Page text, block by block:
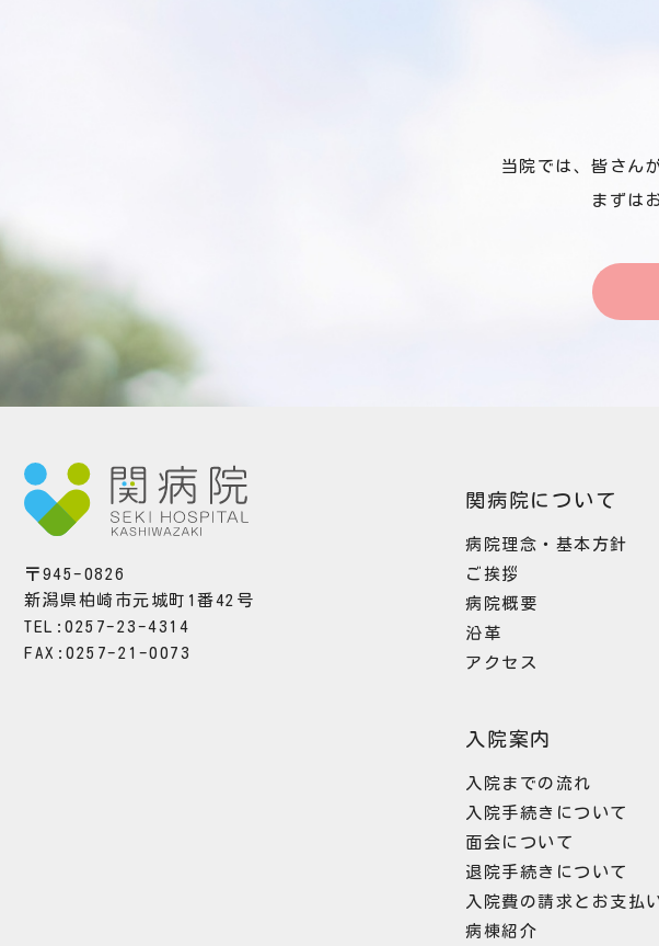
当院では、皆さん
まずは
〒945-0826
新潟県柏崎市元城町1番42号
TEL:0257-23-4314
FAX:0257-21-0073
関病院について
病院理念・基本方針
ご挨拶
病院概要
沿革
アクセス
入院案内
入院までの流れ
入院手続きについて
面会について
退院手続きについて
入院費の請求とお支払
病棟紹介